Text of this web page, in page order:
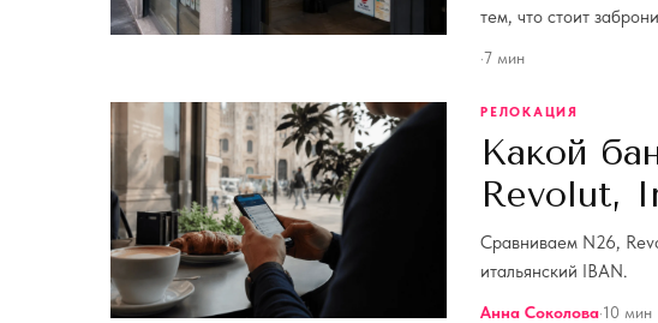
тем, что стоит
·7 мин
РЕЛОКАЦИЯ
Какой
Revolut,
Сравниваем N26,
итальянский IBAN.
Анна Соколова·10 мин